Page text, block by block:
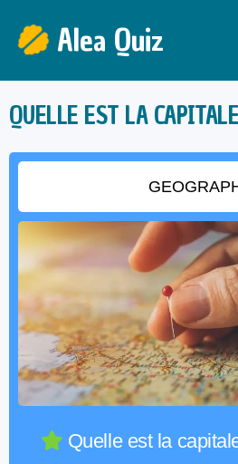
Alea Quiz
QUELLE EST LA
Quelle est la